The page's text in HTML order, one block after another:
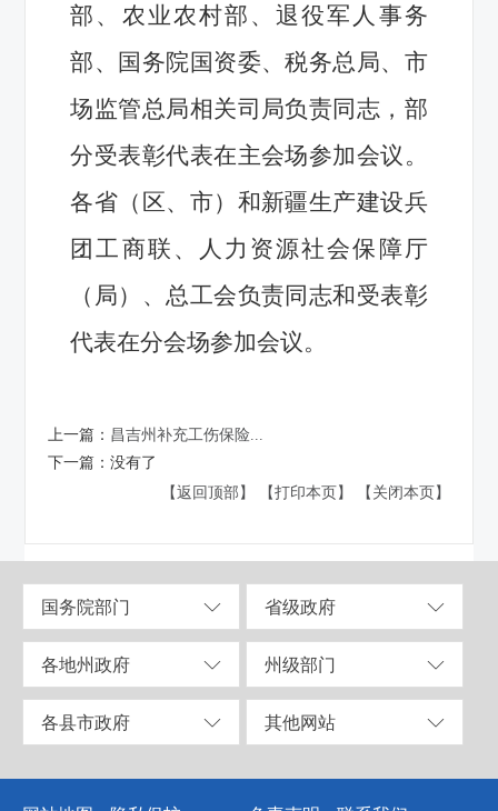
部、农业农村部、退役军人事务
部、国务院国资委、税务总局、市
场监管总局相关司局负责同志，部
分受表彰代表在主会场参加会议。
各省（区、市）和新疆生产建设兵
团工商联、人力资源社会保障厅
（局）、总工会负责同志和受表彰
代表在分会场参加会议。
上一篇： 昌吉州补充工伤保险...
下一篇：没有了
【返回顶部】
【打印本页】 【关闭本页】
国务院部门 省级政府
各地州政府 州级部门
各县市政府 其他网站